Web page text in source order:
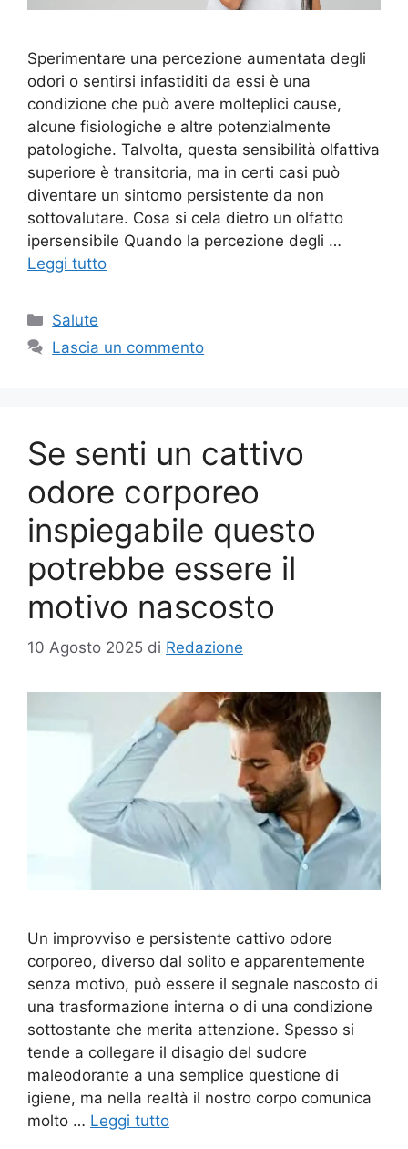
Sperimentare una percezione aumentata degli
odori o sentirsi infastiditi da essi è una
condizione che può avere molteplici cause,
alcune fisiologiche e altre potenzialmente
patologiche. Talvolta, questa sensibilità olfattiva
superiore è transitoria, ma in certi casi può
diventare un sintomo persistente da non
sottovalutare. Cosa si cela dietro un olfatto
ipersensibile Quando la percezione degli …
Leggi tutto
Categorie
Salute
Lascia un commento
Se senti un cattivo
odore corporeo
inspiegabile questo
potrebbe essere il
motivo nascosto
10 Agosto 2025 di Redazione
Un improvviso e persistente cattivo odore
corporeo, diverso dal solito e apparentemente
senza motivo, può essere il segnale nascosto di
una trasformazione interna o di una condizione
sottostante che merita attenzione. Spesso si
tende a collegare il disagio del sudore
maleodorante a una semplice questione di
igiene, ma nella realtà il nostro corpo comunica
molto … Leggi tutto